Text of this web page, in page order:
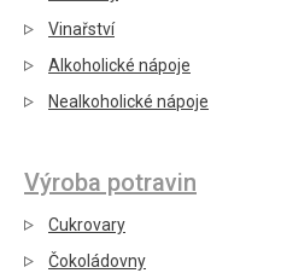
Vinařství
Alkoholické nápoje
Nealkoholické nápoje
Výroba potravin
Cukrovary
Čokoládovny